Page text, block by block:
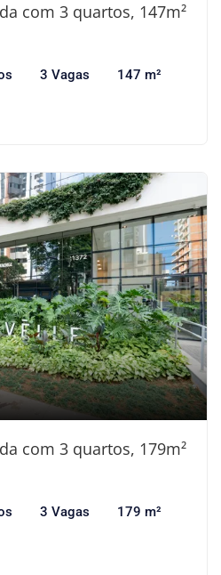
com 3 quartos, 147m²
3 Vagas 147 m²
com 3 quartos, 179m²
3 Vagas 179 m²